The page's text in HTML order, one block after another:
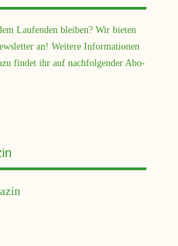
Laufenden bleiben? Wir bieten
an! Weitere Informationen
findet ihr auf nachfolgender Abo-